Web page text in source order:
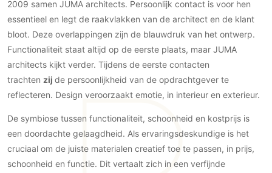
Keukenkranen
Binnendeuren
Aluminium deuren
Stalen deuren
Systeemwanden
Deurbeslag
Gevelbekleding
Gevelstenen
Houten gevelbekleding
Stucwerk
Schilderwerk buiten
Zonwering
Zonwering buiten
Horeca
Kantoor
2009 samen JUMA architects. Persoonlijk contact is voor hen
essentieel en legt de raakvlakken van de architect en de klant
bloot. Deze overlappingen zijn de blauwdruk van het ontwerp.
Functionaliteit staat altijd op de eerste plaats, maar JUMA
architects kijkt verder. Tijdens de eerste contacten
trachten zij de persoonlijkheid van de opdrachtgever te
reflecteren. Design veroorzaakt emotie, in interieur en exterieur.
De symbiose tussen functionaliteit, schoonheid en kostprijs is
een doordachte gelaagdheid. Als ervaringsdeskundige is het
cruciaal om de juiste materialen creatief toe te passen, in prijs,
schoonheid en functie. Dit vertaalt zich in een verfijnde